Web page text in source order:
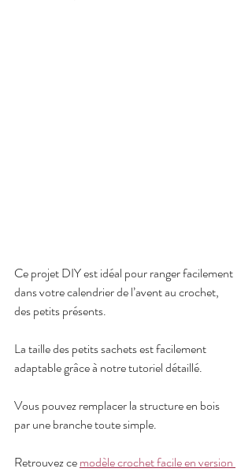
Ce projet DIY est idéal pour ranger facilement
dans votre calendrier de l’avent au crochet,
des petits présents.
La taille des petits sachets est facilement
adaptable grâce à notre tutoriel détaillé.
Vous pouvez remplacer la structure en bois
par une branche toute simple.
Retrouvez ce modèle crochet facile en version